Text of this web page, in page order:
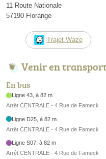
11 Route Nationale
57190 Florange
Trajet Waze
Venir en
En bus
Ligne 43, à 82 m
Arrêt CENTRALE - 4 Rue de Fameck
Ligne D25, à 82 m
Arrêt CENTRALE - 4 Rue de Fameck
Ligne S07, à 82 m
Arrêt CENTRALE - 4 Rue de Fameck